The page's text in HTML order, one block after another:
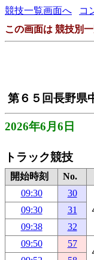
競技一覧画面へ
コ
この画面は 競技別
第６５回長野県
2026年6月6日
トラック競技
開始時刻 No.
09:30
30
09:30
31
09:38
32
09:50
57